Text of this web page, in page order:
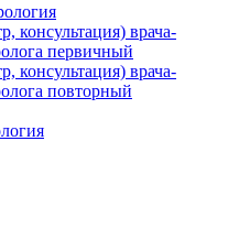
консультация) врача-
первичный
консультация) врача-
повторный